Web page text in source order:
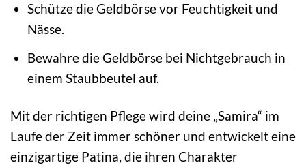
Schütze die Geldbörse vor Feuchtigkeit und
Nässe.
Bewahre die Geldbörse bei Nichtgebrauch in
einem Staubbeutel auf.
Mit der richtigen Pflege wird deine „Samira“ im
Laufe der Zeit immer schöner und entwickelt eine
einzigartige Patina, die ihren Charakter